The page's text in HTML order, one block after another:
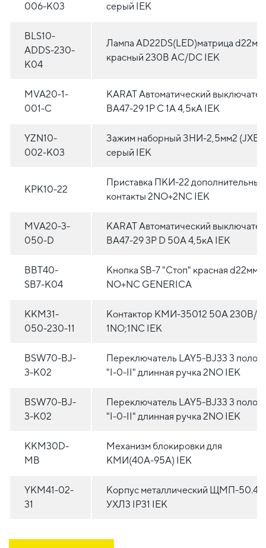
006-K03
серый IEK
BLS10-
ADDS-230-
K04
Лампа AD22DS(LED)матрица d22мм
красный 230В AC/DC IEK
MVA20-1-
001-C
KARAT Автоматический
ВА47-29 1P C 1А 4,5кА IEK
YZN10-
002-K03
Зажим наборный ЗНИ-2,5мм2
серый IEK
KPK10-22
Приставка ПКИ-22 дополнительные
контакты 2NO+2NC IEK
MVA20-3-
050-D
KARAT Автоматический
ВА47-29 3P D 50А 4,5кА IEK
BBT40-
SB7-K04
Кнопка SВ-7 "Стоп" красная
NO+NC GENERICA
KKM31-
050-230-11
Контактор КМИ-35012 50А 230В/
1NO;1NC IEK
BSW70-BJ-
3-K02
Переключатель LAY5-BJ33 3
"I-0-II" длинная ручка 2NO IEK
BSW70-BJ-
3-K02
Переключатель LAY5-BJ33 3
"I-0-II" длинная ручка 2NO IEK
KKM30D-
MB
Механизм блокировки для
КМИ(40А-95А) IEK
YKM41-02-
31
Корпус металлический ЩМП-
УХЛ3 IP31 IEK